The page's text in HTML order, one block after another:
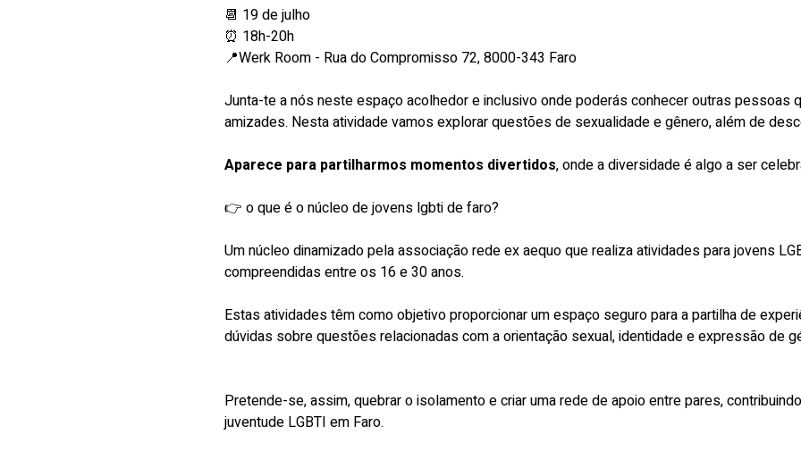
📆 19 de julho
⏰ 18h-20h
📍Werk Room - Rua do Compromisso 72, 8000-343 Faro
Junta-te a nós neste espaço acolhedor e inclusivo onde poderás conhecer outras pessoas
amizades. Nesta atividade vamos explorar questões de sexualidade e gênero, além de
Aparece para partilharmos momentos divertidos, onde a diversidade é algo a ser
👉 o que é o núcleo de jovens lgbti de faro?
Um núcleo dinamizado pela associação rede ex aequo que realiza atividades para jovens
compreendidas entre os 16 e 30 anos.
Estas atividades têm como objetivo proporcionar um espaço seguro para a partilha de
dúvidas sobre questões relacionadas com a orientação sexual, identidade e expressão de
Pretende-se, assim, quebrar o isolamento e criar uma rede de apoio entre pares,
juventude LGBTI em Faro.